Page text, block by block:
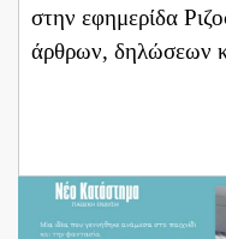
στην εφημερίδα
άρθρων, δηλώσεων